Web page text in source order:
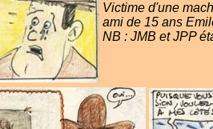
Victime d'une
ami de 15 ans
NB : JMB et JPP